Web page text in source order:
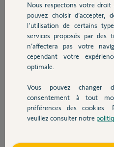
Chauffage
Autres produits
Devis avec un pro
Contact
il y a presque 8 ans
Participer au
Après vérification sur nos serveurs, il
ne soient pas ouverts pour l'adresse
dans l'interface de votre box ADSL
correspondant à votre box au lien ci-
Nous respectons votre
pouvez choisir
l'utilisation de certains
services proposés par des
n’affectera pas votre
cependant votre
optimale.
Vous pouvez changer
consentement à tout
préférences des cookies.
veuillez consulter notre